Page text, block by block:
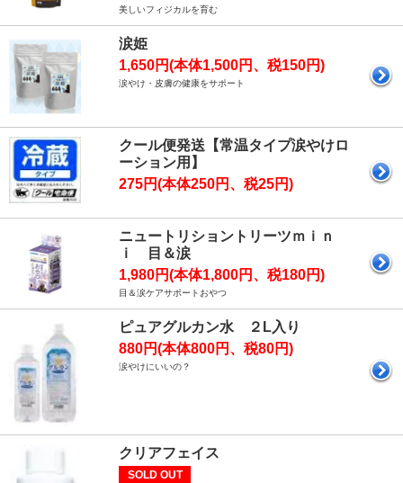
美しいフィジカルを育む
涙姫
1,650円(本体1,500円、税150円)
涙やけ・皮膚の健康をサポート
クール便発送【常温タイプ涙やけロ
ーション用】
275円(本体250円、税25円)
ニュートリショントリーツｍｉｎ
ｉ 目＆涙
1,980円(本体1,800円、税180円)
目＆涙ケアサポートおやつ
ピュアグルカン水 ２L入り
880円(本体800円、税80円)
涙やけにいいの？
クリアフェイス
SOLD OUT